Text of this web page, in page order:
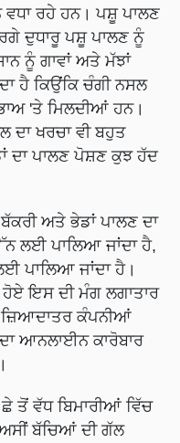
ਰਹੇ ਹਨ। ਪਸ਼ੂ ਪਾਲਣ
ਦੁਧਾਰੂ ਪਸ਼ੂ ਪਾਲਣ ਨੂੰ
ਨੂੰ ਗਾਵਾਂ ਅਤੇ ਮੱਝਾਂ
ਹੈ ਕਿਉਂਕਿ ਚੰਗੀ ਨਸਲ
'ਤੇ ਮਿਲਦੀਆਂ ਹਨ।
ਦਾ ਖਰਚਾ ਵੀ ਬਹੁਤ
ਦਾ ਪਾਲਣ ਪੋਸ਼ਣ ਕੁਝ ਹੱਦ
ਅਤੇ ਭੇਡਾਂ ਪਾਲਣ ਦਾ
ਲਈ ਪਾਲਿਆ ਜਾਂਦਾ ਹੈ,
ਪਾਲਿਆ ਜਾਂਦਾ ਹੈ।
ਇਸ ਦੀ ਮੰਗ ਲਗਾਤਾਰ
ਕੰਪਨੀਆਂ
ਆਨਲਾਈਨ ਕਾਰੋਬਾਰ
ਛੇ ਤੋਂ ਵੱਧ ਬਿਮਾਰੀਆਂ ਵਿੱਚ
ਬੱਚਿਆਂ ਦੀ ਗੱਲ